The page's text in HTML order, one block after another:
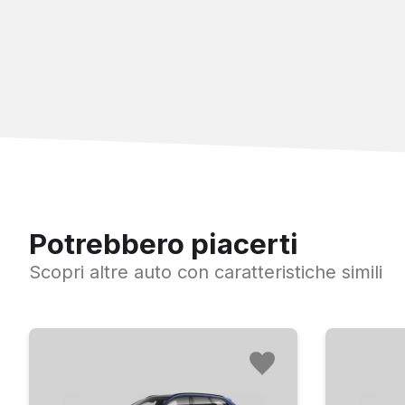
Luci posteriori, terza luce stop ed indicatori direzionali
Modanature inferiori e paraurti in colore coordinato
Specchi retrovisori esterni con sistema elettrico
Spoiler integrato sul tetto
Vetri elettrici anteriori
Bracciolo sedili anteriori
Potrebbero piacerti
Scopri altre auto con caratteristiche simili